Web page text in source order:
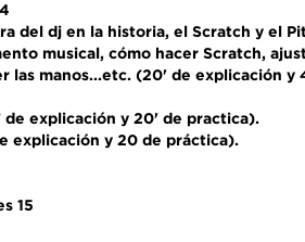
del dj en la historia, el Scratch y el
musical, cómo hacer Scratch,
las manos...etc. (20' de explicación y
de explicación y 20' de practica).
explicación y 20 de práctica).
15